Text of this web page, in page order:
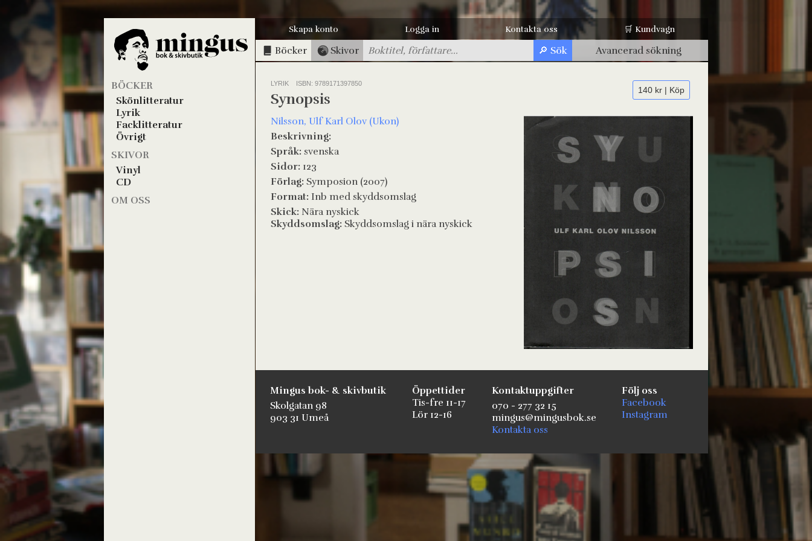
BÖCKER
Skönlitteratur
Lyrik
Facklitteratur
Övrigt
SKIVOR
Vinyl
CD
OM OSS
Skapa konto Logga in Kontakta oss 🛒 Kundvagn
Böcker Skivor Avancerad sökning
LYRIK ISBN: 9789171397850
140 kr | Köp
Synopsis
Nilsson, Ulf Karl Olov (Ukon)
Beskrivning:
Språk: svenska
Sidor: 123
Förlag: Symposion (2007)
Format: Inb med skyddsomslag
Skick: Nära nyskick
Skyddsomslag: Skyddsomslag i nära nyskick
Mingus bok- & skivbutik
Skolgatan 98
903 31 Umeå
Öppettider
Tis-fre 11-17
Lör 12-16
Kontaktuppgifter
070 - 277 32 15
mingus@mingusbok.se
Kontakta oss
Följ oss
Facebook
Instagram